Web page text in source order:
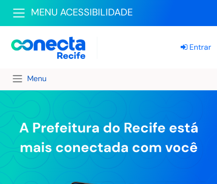
MENU ACESSIBILIDADE
Entrar
Menu